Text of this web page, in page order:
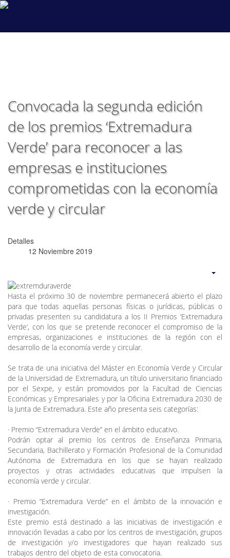
Convocada la segunda edición
de los premios ‘Extremadura
Verde’ para reconocer a las
empresas e instituciones
comprometidas con la economía
verde y circular
Detalles
12 Noviembre 2019
Hasta el próximo 30 de noviembre permanecerá abierto el plazo
para que todas aquellas personas físicas o jurídicas, públicas o
privadas presenten su candidatura a los II Premios ‘Extremadura
Verde’, con los que se pretende reconocer el compromiso de la
empresas, organizaciones e instituciones de la región con el
desarrollo de la economía verde y circular.
Se trata de una iniciativa del Máster en Economía Verde y Circular
de la Universidad de Extremadura, un título universitario financiado
por el Sexpe, y están promovidos por la Facultad de Ciencias
Económicas y Empresariales y por la Oficina Extremadura 2030 de
la Junta de Extremadura. Este año presenta seis categorías:
· Premio “Extremadura Verde” en el ámbito educativo.
Podrán optar al premio los centros de Enseñanza Primaria,
Secundaria, Bachillerato y Formación Profesional de la Comunidad
Autónoma de Extremadura en los que se hayan realizado
proyectos y otras actividades educativas que impulsen la
economía verde y circular.
· Premio “Extremadura Verde” en el ámbito de la innovación e
investigación.
Este premio está destinado a las iniciativas de investigación e
innovación llevadas a cabo por los centros de investigación, grupos
de investigación y/o investigadores que hayan realizado sus
trabajos dentro del objeto de esta convocatoria.